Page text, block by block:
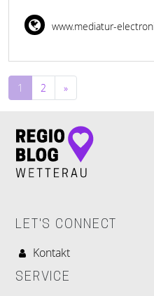
www.mediatur-
Beitragsnavigation
1 2 »
LET'S CONNECT
Kontakt
SERVICE